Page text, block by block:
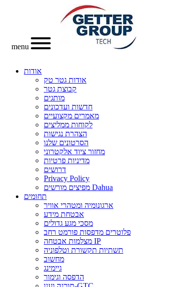
menu
אודות
אודות גטר טק
קבוצת גטר
מותגים
חדשות ועדכונים
מאמרים מקצועיים
לקוחות ממליצים
הצהרת נגישות
הסרטונים שלנו
מחזור ציוד אלקטרוני
מדיניות פרטיות
דרושים
Privacy Policy
מפיצים מורשים Dahua
תחומים
ארגונומיה ומטהרי אוויר
אבטחת מידע
מסכי מגע גדולים
פלוטרים מדפסות פורמט רחב
מצלמות אבטחה IP
תשתיות תקשורת וטלפוניה
מחשוב
גיימינג
הדפסה וגימור